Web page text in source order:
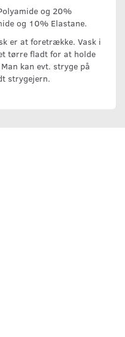
og 20%
og 10% Elastane.
er at foretrække. Vask i
tørre fladt for at holde
kan evt. stryge på
strygejern.